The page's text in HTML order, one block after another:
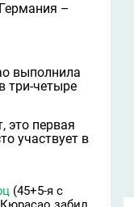
–
выполнила
три-четыре
это первая
участвует в
(45+5-я с